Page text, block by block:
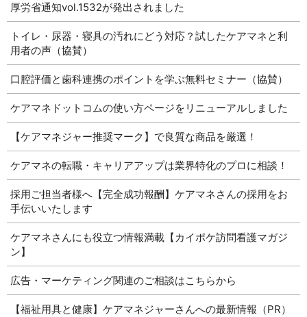
厚労省通知vol.1532が発出されました
トイレ・尿器・寝具の汚れにどう対応？試したケアマネと利
用者の声（協賛）
口腔評価と歯科連携のポイントを学ぶ無料セミナー（協賛）
ケアマネドットコムの使い方ページをリニューアルしました
【ケアマネジャー推奨マーク】で良質な商品を厳選！
ケアマネの転職・キャリアアップは業界特化のプロに相談！
採用ご担当者様へ【完全成功報酬】ケアマネさんの採用をお
手伝いいたします
ケアマネさんにも役立つ情報満載【カイポケ訪問看護マガジ
ン】
広告・マーケティング関連のご相談はこちらから
【福祉用具と健康】ケアマネジャーさんへの最新情報（PR）